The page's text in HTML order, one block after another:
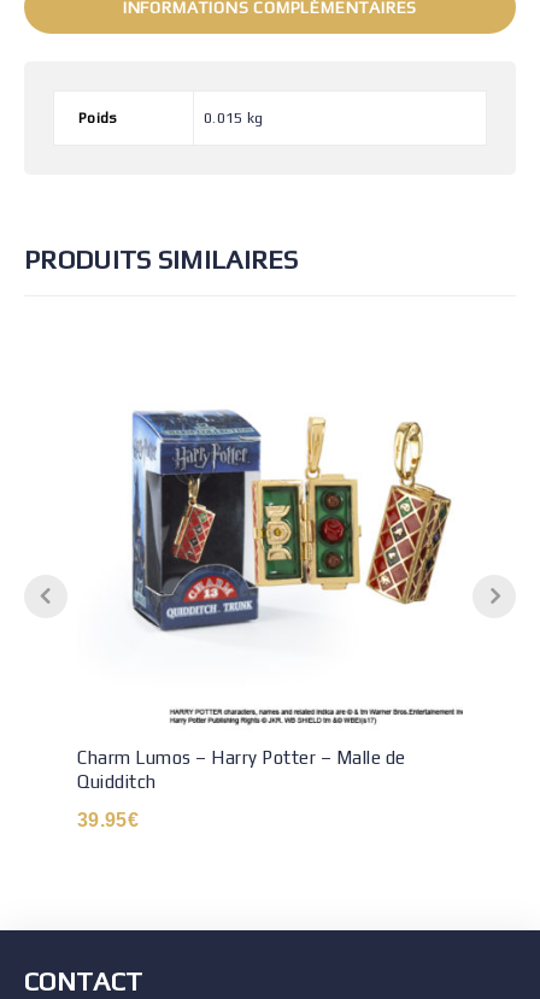
INFORMATIONS COMPLÉMENTAIRES
Poids 0.015 kg
PRODUITS SIMILAIRES
Charm Lumos – Harry Potter – Malle de
Quidditch
39.95€
CONTACT